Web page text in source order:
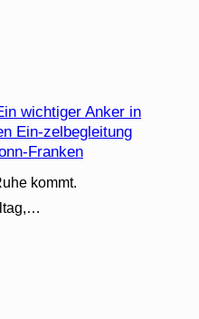
wichtiger Anker in
Ein-zelbegleitung
Franken
kommt.